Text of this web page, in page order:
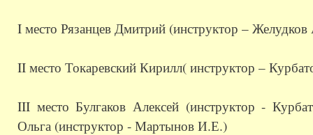
I место Рязанцев Дмитрий (инструктор –
II место Токаревский Кирилл( инструктор –
III место Булгаков Алексей (инструктор -
Ольга (инструктор - Мартынов И.Е.)